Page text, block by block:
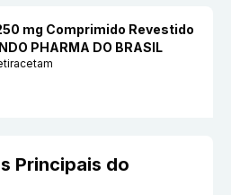
mg Comprimido Revestido
PHARMA DO BRASIL
Principais do